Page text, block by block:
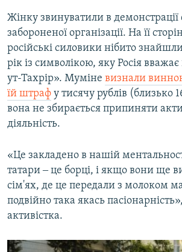
Жінку звинуватили в демонстрації
забороненої організації. На її
російські силовики нібито
рік із символікою, яку Росія
ут-Тахрір». Муміне визнали
їй штраф у тисячу рублів (близько
вона не збирається припиняти
діяльність.
«Це закладено в нашій
татари ‒ це борці, і якщо вони ще
сім'ях, де це передали з молоком
подвійно така якась
активістка.